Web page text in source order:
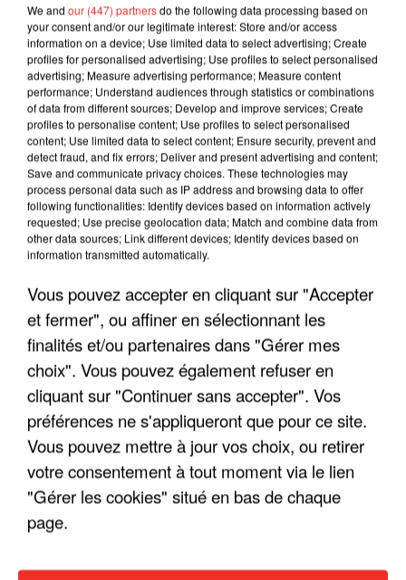
We and our (447) partnersdo the following data processing based on
your consent and/or our legitimate interest: Store and/or access
information on a device; Use limited data to select advertising; Create
profiles for personalised advertising; Use profiles to select personalised
advertising; Measure advertising performance; Measure content
performance; Understand audiences through statistics or combinations
of data from different sources; Develop and improve services; Create
profiles to personalise content; Use profiles to select personalised
content; Use limited data to select content; Ensure security, prevent and
detect fraud, and fix errors; Deliver and present advertising and content;
Save and communicate privacy choices. These technologies may
process personal data such as IP address and browsing data to offer
following functionalities: Identify devices based on information actively
requested; Use precise geolocation data; Match and combine data from
other data sources; Link different devices; Identify devices based on
information transmitted automatically.
Vous pouvez accepter en cliquant sur "Accepter
et fermer", ou affiner en sélectionnant les
finalités et/ou partenaires dans "Gérer mes
choix". Vous pouvez également refuser en
cliquant sur "Continuer sans accepter". Vos
préférences ne s'appliqueront que pour ce site.
Vous pouvez mettre à jour vos choix, ou retirer
votre consentement à tout moment via le lien
"Gérer les cookies" situé en bas de chaque
page.